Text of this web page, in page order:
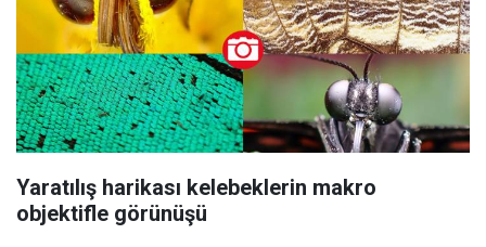
Yaratılış harikası kelebeklerin makro
objektifle görünüşü